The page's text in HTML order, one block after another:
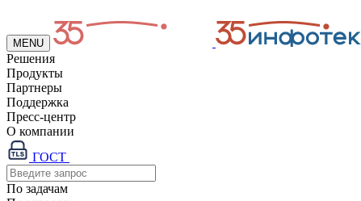
MENU
Решения
Продукты
Партнеры
Поддержка
Пресс-центр
О компании
ГОСТ
По задачам